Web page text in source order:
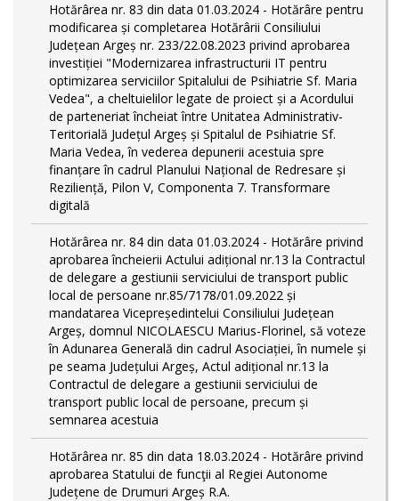
Hotărârea nr. 83 din data 01.03.2024 - Hotărâre pentru
modificarea și completarea Hotărârii Consiliului
Județean Argeș nr. 233/22.08.2023 privind aprobarea
investiției "Modernizarea infrastructurii IT pentru
optimizarea serviciilor Spitalului de Psihiatrie Sf. Maria
Vedea", a cheltuielilor legate de proiect și a Acordului
de parteneriat încheiat între Unitatea Administrativ-
Teritorială Județul Argeș și Spitalul de Psihiatrie Sf.
Maria Vedea, în vederea depunerii acestuia spre
finanțare în cadrul Planului Național de Redresare și
Reziliență, Pilon V, Componenta 7. Transformare
digitală
Hotărârea nr. 84 din data 01.03.2024 - Hotărâre privind
aprobarea încheierii Actului adițional nr.13 la Contractul
de delegare a gestiunii serviciului de transport public
local de persoane nr.85/7178/01.09.2022 și
mandatarea Vicepreședintelui Consiliului Județean
Argeș, domnul NICOLAESCU Marius-Florinel, să voteze
în Adunarea Generală din cadrul Asociației, în numele și
pe seama Județului Argeș, Actul adițional nr.13 la
Contractul de delegare a gestiunii serviciului de
transport public local de persoane, precum și
semnarea acestuia
Hotărârea nr. 85 din data 18.03.2024 - Hotărâre privind
aprobarea Statului de funcţii al Regiei Autonome
Județene de Drumuri Argeș R.A.